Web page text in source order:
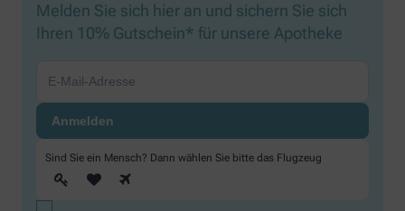
Melden Sie sich hier an und sichern Sie sich
Ihren 10% Gutschein* für unsere Apotheke
Sind Sie ein Mensch? Dann wählen Sie bitte das Flugzeug